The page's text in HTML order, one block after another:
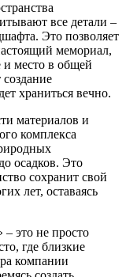
все детали –
Это позволяет
мемориал,
и место в общей
храниться вечно.
материалов и
комплекса
осадков. Это
сохранит свой
лет, оставаясь
это не просто
где близкие
компании